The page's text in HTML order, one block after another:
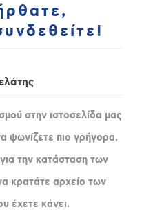
στην ιστοσελίδα μας
ψωνίζετε πιο γρήγορα,
την κατάσταση των
κρατάτε αρχείο των
έχετε κάνει.